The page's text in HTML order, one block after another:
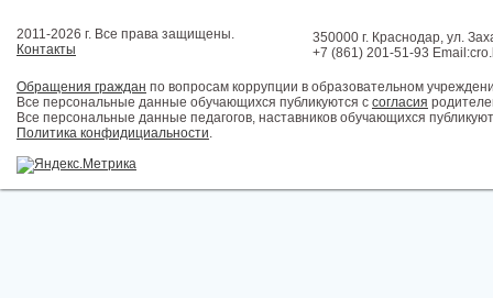
2011-2026 г. Все права защищены.
Контакты
350000 г. Краснодар, ул.
+7 (861) 201-51-93
Обращения граждан по вопросам коррупции в образовательном
Все персональные данные обучающихся публикуются с согласия
Все персональные данные педагогов, наставников обучающихся
Политика конфидициальности.